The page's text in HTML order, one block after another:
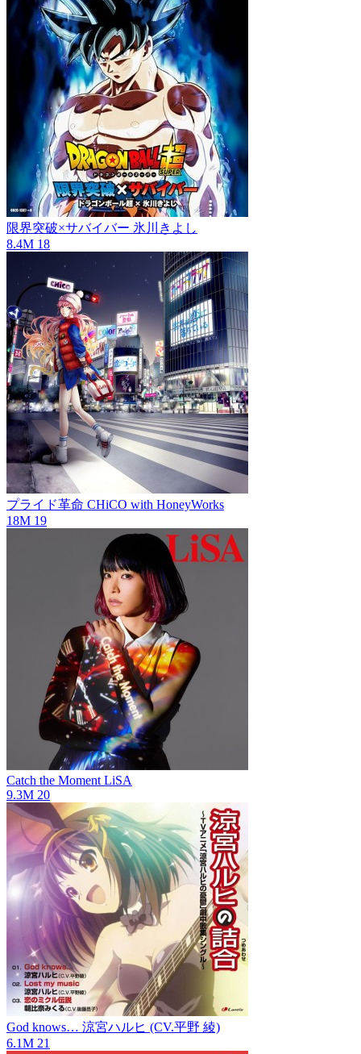
限界突破×サバイバー 氷川きよし
8.4M 18
プライド革命 CHiCO with HoneyWorks
18M 19
Catch the Moment LiSA
9.3M 20
God knows… 涼宮ハルヒ (CV.平野 綾)
6.1M 21